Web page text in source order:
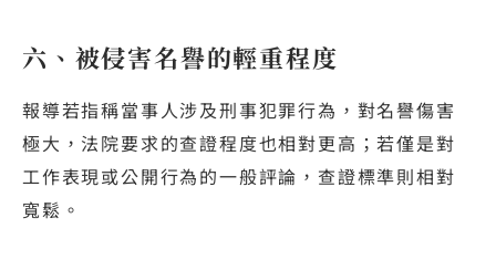
六、被侵害名譽的輕重程度
報導若指稱當事人涉及刑事犯罪行為，對名譽傷害
極大，法院要求的查證程度也相對更高；若僅是對
工作表現或公開行為的一般評論，查證標準則相對
寬鬆。